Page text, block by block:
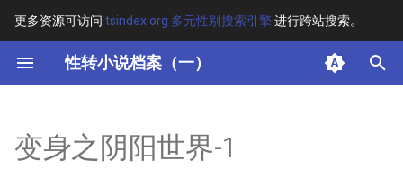
更多资源可访问 tsindex.org 多元性别搜索引擎进行跨站搜索。
性转小说档案（一）
键
开
其他信息 [Processed Page
变身之阴阳世界-1